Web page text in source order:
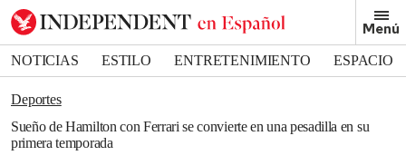
Menú
NOTICIAS ESTILO ENTRETENIMIENTO
ESPACIO
DEPORTES
Deportes
Sueño de Hamilton con Ferrari se convierte en una pesadilla en su
primera temporada
Bookmark popover
Removed from bookmarks
Close popover